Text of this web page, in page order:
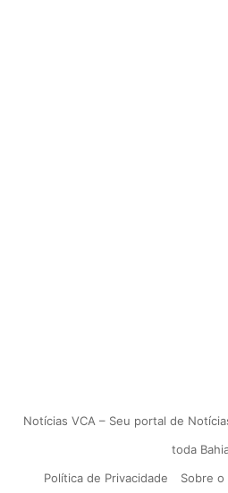
Notícias VCA – Seu portal de
toda
Política de Privacidade
Sobre o